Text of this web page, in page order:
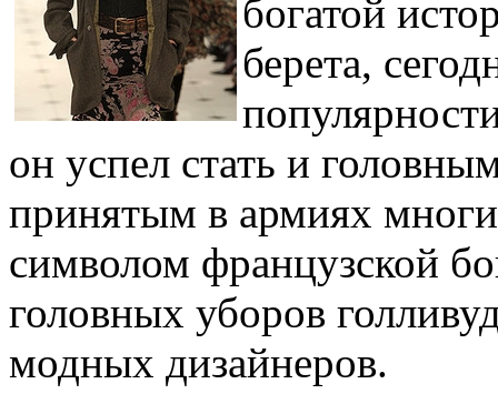
богатой
берета,
он успел стать и
принятым в армиях
символом французской
головных уборов
модных дизайнеров.